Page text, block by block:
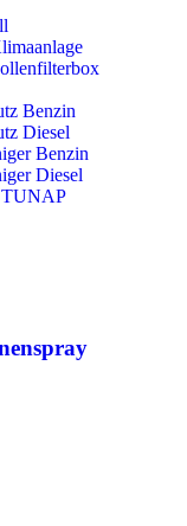
Benzin
Diesel
Benzin
Diesel